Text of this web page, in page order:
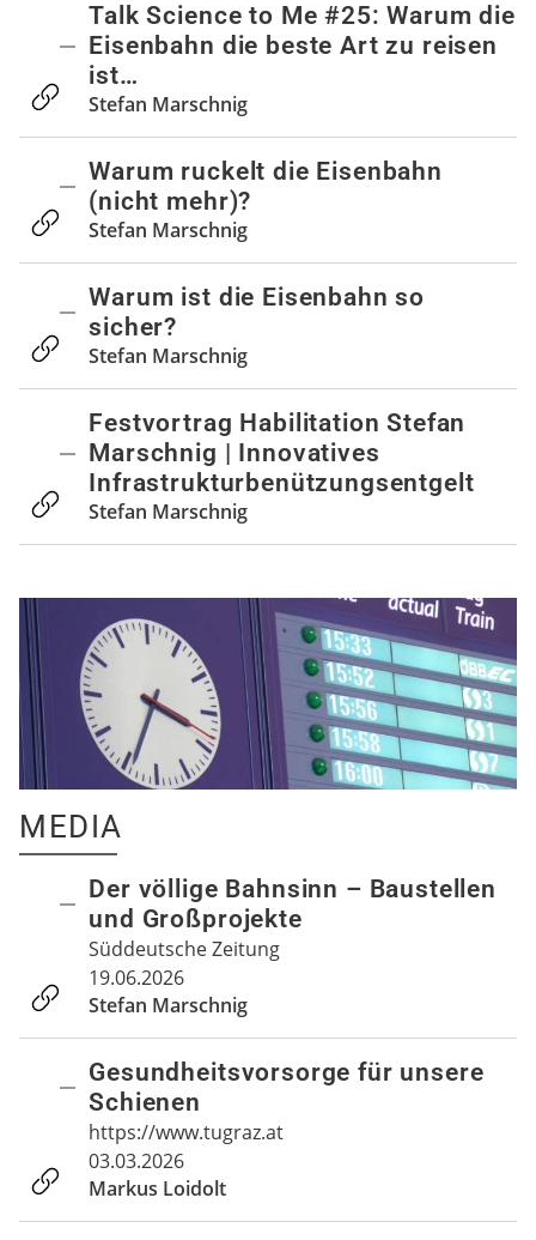
Talk Science to Me #25: Warum die
Eisenbahn die beste Art zu reisen
ist…
Stefan Marschnig
Warum ruckelt die Eisenbahn
(nicht mehr)?
Stefan Marschnig
Warum ist die Eisenbahn so
sicher?
Stefan Marschnig
Festvortrag Habilitation Stefan
Marschnig | Innovatives
Infrastrukturbenützungsentgelt
Stefan Marschnig
MEDIA
Der völlige Bahnsinn – Baustellen
und Großprojekte
Süddeutsche Zeitung
19.06.2026
Stefan Marschnig
Gesundheitsvorsorge für unsere
Schienen
https://www.tugraz.at
03.03.2026
Markus Loidolt